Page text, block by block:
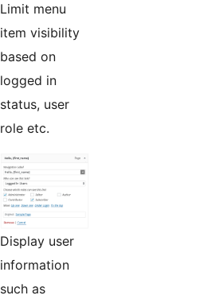
Limit menu
item visibility
based on
logged in
status, user
role etc.
Display user
information
such as